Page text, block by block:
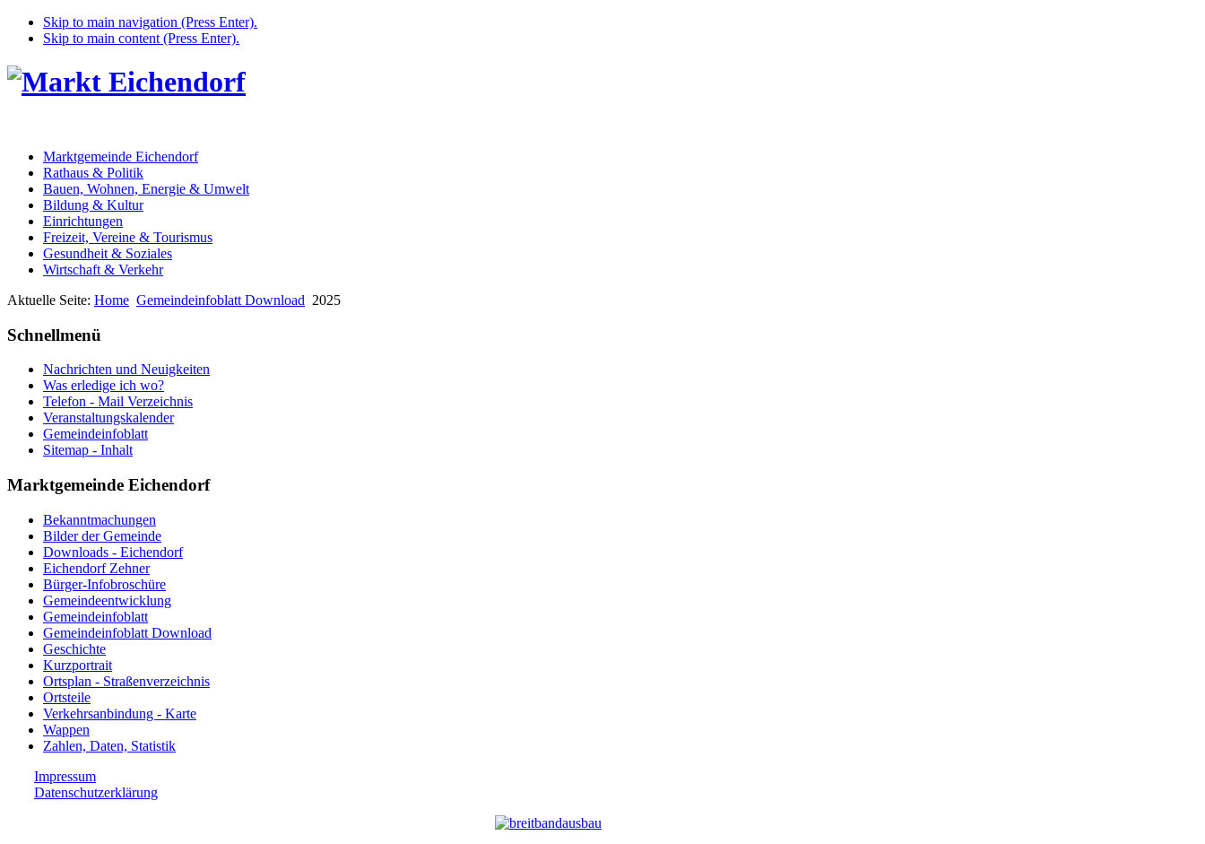
Skip to main navigation (Press Enter).
Skip to main content (Press Enter).
Marktgemeinde Eichendorf
Rathaus & Politik
Bauen, Wohnen, Energie & Umwelt
Bildung & Kultur
Einrichtungen
Freizeit, Vereine & Tourismus
Gesundheit & Soziales
Wirtschaft & Verkehr
Aktuelle Seite: Home Gemeindeinfoblatt Download 2025
Schnellmenü
Nachrichten und Neuigkeiten
Was erledige ich wo?
Telefon - Mail Verzeichnis
Veranstaltungskalender
Gemeindeinfoblatt
Sitemap - Inhalt
Marktgemeinde Eichendorf
Bekanntmachungen
Bilder der Gemeinde
Downloads - Eichendorf
Eichendorf Zehner
Bürger-Infobroschüre
Gemeindeentwicklung
Gemeindeinfoblatt
Gemeindeinfoblatt Download
Geschichte
Kurzportrait
Ortsplan - Straßenverzeichnis
Ortsteile
Verkehrsanbindung - Karte
Wappen
Zahlen, Daten, Statistik
Impressum
Datenschutzerklärung